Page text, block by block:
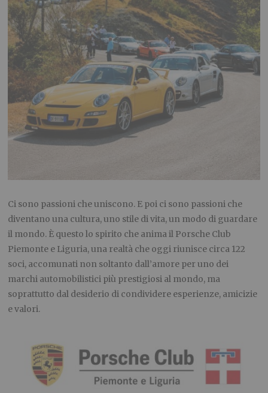
Ci sono passioni che uniscono. E poi ci sono passioni che
diventano una cultura, uno stile di vita, un modo di guardare
il mondo. È questo lo spirito che anima il Porsche Club
Piemonte e Liguria, una realtà che oggi riunisce circa 122
soci, accomunati non soltanto dall’amore per uno dei
marchi automobilistici più prestigiosi al mondo, ma
soprattutto dal desiderio di condividere esperienze, amicizie
e valori.